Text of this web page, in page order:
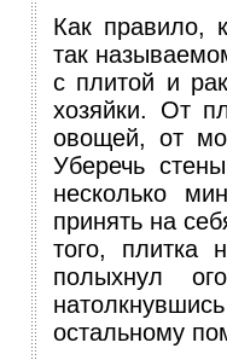
Как правило,
так
с плитой и
хозяйки. От
овощей, от
Уберечь
несколько
принять на
того, плитка
полыхнул
остальному